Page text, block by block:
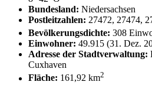
Bundesland: Niedersachsen
Postleitzahlen: 27472, 27474,
Bevölkerungsdichte: 308
Einwohner: 49.915 (31. Dez.
Adresse der Stadtverwaltung:
Cuxhaven
Fläche: 161,92 km2